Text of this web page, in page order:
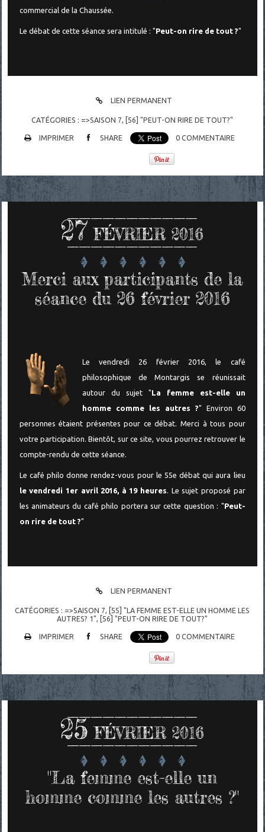
commercial de la Chaussée.
Le débat de cette séance sera intitulé : "Peut-on rire de tout ?"
LIEN PERMANENT
CATÉGORIES : =>SAISON 7, [56] "PEUT-ON RIRE DE TOUT?"
IMPRIMER SHARE 0 COMMENTAIRE
27 FÉVRIER 2016
Merci aux participants de la
séance du 26 février 2016
Le vendredi 26 février 2016, le café
philosophique de Montargis se réunissait
autour du sujet "La femme est-elle un
homme comme les autres ?" Environ 60
personnes étaient présentes pour ce débat. Merci à tous pour
votre participation.Bientôt, sur ce site, vous pourrez retrouver le
compte-rendu de cette séance.
Le café philo donne rendez-vous pour le 55e débat qui aura lieu
le vendredi 1er avril 2016, à 19 heures . Le sujet proposé par
les animateurs du café philo portera sur cette question : "Peut-
on rire de tout ?"
LIEN PERMANENT
CATÉGORIES : =>SAISON 7
[55] "LA FEMME EST-ELLE UN HOMME LES
AUTRES? 1"
[56] "PEUT-ON RIRE DE TOUT?"
IMPRIMER SHARE 0 COMMENTAIRE
25 FÉVRIER 2016
"La femme est-elle un
homme comme les autres ?"